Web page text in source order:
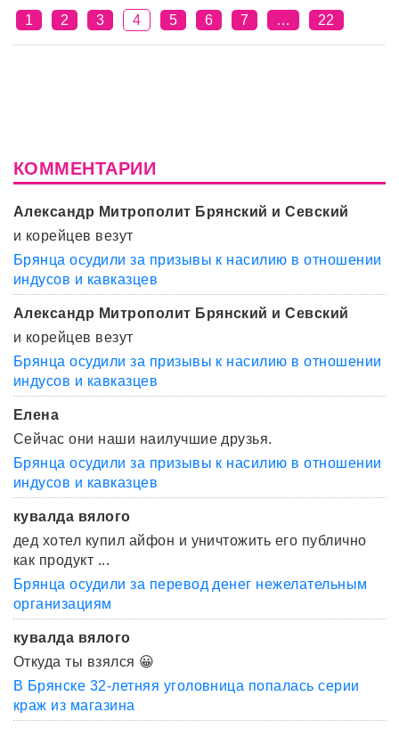
1 2 3 4 5 6 7 … 22
КОММЕНТАРИИ
Александр Митрополит Брянский и Севский
и корейцев везут
Брянца осудили за призывы к насилию в отношении
индусов и кавказцев
Александр Митрополит Брянский и Севский
и корейцев везут
Брянца осудили за призывы к насилию в отношении
индусов и кавказцев
Елена
Сейчас они наши наилучшие друзья.
Брянца осудили за призывы к насилию в отношении
индусов и кавказцев
кувалда вялого
дед хотел купил айфон и уничтожить его публично
как продукт ...
Брянца осудили за перевод денег нежелательным
организациям
кувалда вялого
Откуда ты взялся 😀
В Брянске 32-летняя уголовница попалась серии
краж из магазина